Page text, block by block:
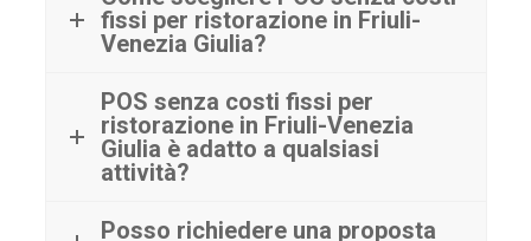
fissi per ristorazione in Friuli-
Venezia Giulia?
POS senza costi fissi per
ristorazione in Friuli-Venezia
Giulia è adatto a qualsiasi
attività?
Posso richiedere una proposta